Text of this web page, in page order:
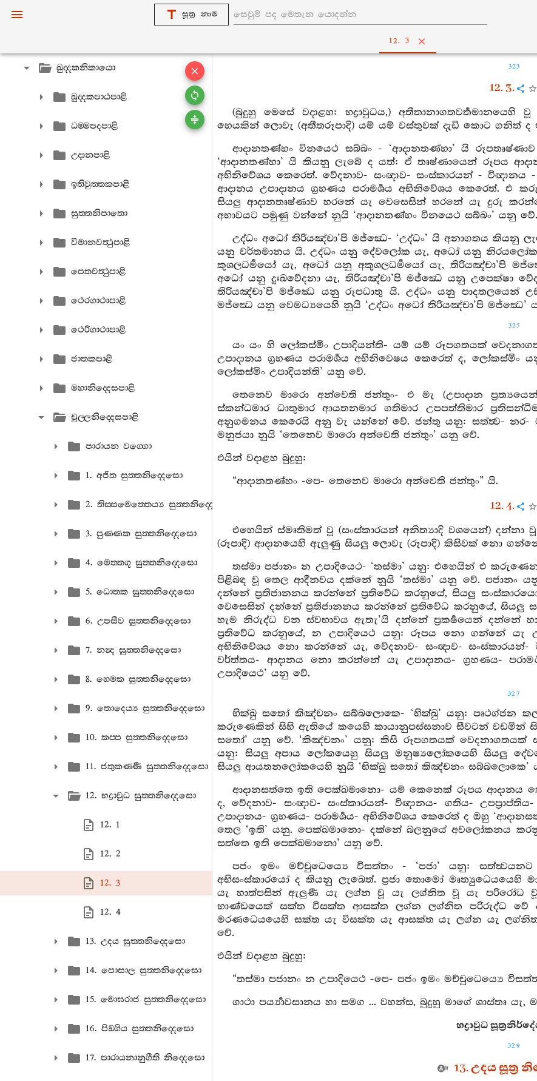
සූත්‍ර නාම
12. 3
ඛුද‍්දකනිකායො
ඛුද‍්දකපාඨපාළි
ධම‍්මපදපාළි
උදානපාළි
ඉතිවුත‍්තකපාළි
සුත‍්තනිපාතො
විමානවත්‍ථුපාළි
පෙතවත්‍ථුපාළි
ථෙරගාථාපාළි
ථෙරීගාථාපාළි
ජාතකපාළි
මහානිද‍්දෙසපාළි
චුල‍්ලනිද‍්දෙසපාළි
පාරායන වග‍්ගො
1. අජිත සුත‍්තනිද‍්දෙසො
2. තිස‍්සමෙත‍්තෙය්‍ය සුත‍්තනිද‍්දෙසො
3. පුණ‍්ණක සුත‍්තනිද‍්දෙසො
4. මෙත‍්තගූ සුත‍්තනිද‍්දෙසො
5. ධොතක සුත‍්තනිද‍්දෙසො
6. උපසීව සුත‍්තනිද‍්දෙසො
7. නන්‍ද සුත‍්තනිද‍්දෙසො
8. හෙමක සුත‍්තනිද‍්දෙසො
9. තොදෙය්‍ය සුත‍්තනිද‍්දෙසො
10. කප‍්ප සුත‍්තනිද‍්දෙසො
11. ජතුකණ‍්ණී සුත‍්තනිද‍්දෙසො
12. භද්‍රාවුධ සුත‍්තනිද‍්දෙසො
12. 1
12. 2
12. 3
12. 4
13. උදය සුත‍්තනිද‍්දෙසො
14. පොසාල සුත‍්තනිද‍්දෙසො
15. මොඝරාජ සුත‍්තනිද‍්දෙසො
16. පිඞ‍්ගිය සුත‍්තනිද‍්දෙසො
17. පාරායනානුගීති නිද‍්දෙසො
323
12. 3.
(බුදුහු මෙසේ වදාළහ: භද්‍රාවුධය,)
හෙයකින් ලොවැ (අතීතරූපාදි) යම් යම් වස්තුවක් දැඩි කොට ගනිත් ද
ආදානතණ්හං විනයෙථ සබ්බං - ‘ආදානතණ්හා’ යි
‘ආදානතණ්හා’ යි කියනු ලැබේ ද යත්: ඒ තෘෂ්ණායෙන් රූපය
අභිනිවේශය කෙරෙත්. වේදනාව- සංඥාව- සංස්කාරයන් - විඥානය
ආදානය උපාදානය ග්‍රහණය පරාමර්‍ශය අභිනිවේශය කෙරෙත්. එ
සියලු ආදානතෘෂ්ණාව හරනේ යැ වෙසෙසින් හරනේ යැ දුරු
අභාවයට පමුණු වන්නේ නුයි ‘ආදානතණ්හං විනයෙථ සබ්බං’ යනු වේ.
උද්ධං අධෝ තිරියඤ්චා’පි මජ්ඣෙ- ‘උද්ධං’ යි අනාගතය කියනු
යනු වර්තමානය යි. උද්ධං යනු දේවලෝක යැ, අධෝ යනු
කුශලධර්‍මයෝ යැ, අධෝ යනු අකුශලධර්‍මයෝ යැ, තිරියඤ්චා’පි
අධෝ යනු දුඃඛවේදනා යැ, තිරියඤ්චා’පි මජ්ඣෙ යනු උපෙක්ෂා
තිරියඤ්චා’පි මජ්ඣෙ යනු රූපධාතු යි. උද්ධං යනු පාදතලයෙන්
මජ්ඣෙ යනු වෙමධ්‍යයෙහි නුයි ‘උද්ධං අධෝ තිරියඤ්චා’පි මජ්ඣෙ’
325
යං යං හි ලෝකස්මිං උපාදියන්ති- යම් යම් රූපගතයක්
උපාදානය ග්‍රහණය පරාමර්‍ශය අභිනිවෙෂය කෙරෙත් ද,
ලෝකස්මිං උපාදියන්ති’ යනු වේ.
තෙනෙව මාරො අන්වෙති ජන්තුං- එ මැ (උපාදාන
ස්කන්ධමාර ධාතුමාර ආයතනමාර ගතිමාර උපපත්තිමාර
අනුගමනය කෙරෙයි අනු වැ යන්නේ වේ. ජන්තු යනු: සත්ත්‍ව- නර-
මනුජයා නුයි ‘තෙනෙව මාරො අන්වෙති ජන්තුං’ යනු වේ.
එයින් වදාළහ බුදුහු:
“ආදානතණ්හං -පෙ- තෙනෙව මාරො අන්වෙති ජන්තුං” යි.
12. 4.
එහෙයින් ස්මෘතිමත් වූ (සංස්කාරයන් අනිත්‍යාදි වශයෙන්) දන්නා
(රූපාදි) ආදානයෙහි ඇලුණු සියලු ලොවැ (රූපාදි) කිසිවක් නො ගන්නේ
තස්මා පජානං න උපාදියෙථ- ‘තස්මා’ යනු: එහෙයින් එ
පිළිබඳ වූ තෙල ආදීනවය දක්නේ නුයි ‘තස්මා’ යනු වේ. පජානං
දන්නේ ප්‍රතිජානනය කරන්නේ ප්‍රතිවේධ කරනුයේ, සියලු
වෙසෙසින් දන්නේ ප්‍රතිජානනය කරන්නේ ප්‍රතිවේධ කරනුයේ, සියලු
හැම නිරුද්ධ වන ස්වභාවය ඇතැ’යි දන්නේ ප්‍රකර්‍ෂයෙන් දන්නේ
ප්‍රතිවේධ කරනුයේ, න උපාදියෙථ යනු: රූපය නො ගන්නේ යැ
අභිනිවේශය නො කරන්නේ යැ, වේදනාව- සංඥාව- සංස්කාරයන්-
වර්ත්තය- ආදානය නො කරන්නේ යැ උපාදානය- ග්‍රහණය-
උපාදියෙථ’ යනු වේ.
327
භික්ඛු සතෝ කිඤ්චනං සබ්බලොකෙ- ‘භික්ඛු’ යනු: පෘථග්ජන
කරුණෙකින් සිහි ඇතියේ කයෙහි කායානුපස්සනාව සීවටන් වඩමින්
සතෝ’ යනු වේ. ‘කිඤ්චනං’ යනු: කිසි රූපගතයක් වෙදනාගතයක්
යනු: සියලු අපාය ලෝකයෙහු සියලු මනුෂ්‍යලෝකයෙහි සියලු
සියලු ආයතනලෝකයෙහි නුයි ‘භික්ඛු සතෝ කිඤ්චනං සබ්බලොකෙ’
ආදානසත්තෙ ඉති පෙක්ඛමානො- යම් කෙනෙක් රූපය ආදානය
ද, වේදනාව- සංඥාව- සංස්කාරයන්- විඥානය- ගතිය-
උපාදානය- ග්‍රහණය- පරාමර්‍ශය- අභිනිවේශය කෙරෙත් ද ඔහු
තෙල ‘ඉති’ යනු. පෙක්ඛමානො- දක්නේ බලනුයේ අවලෝකනය
සත්තෙ ඉති පෙක්ඛමානො’ යනු වේ.
පජං ඉමං මච්චුධෙය්‍යෙ විසත්තං - ‘පජා’ යනු:
අභිසංස්කාරයෝ ද කියනු ලැබෙත්. ප්‍රජා තොමෝ
යැ හාත්පසින් ඇලුණී යැ ලග්න වූ යැ ලග්නිත වූ යැ පරිරෝධ
භාණ්ඩයෙක් සක්ත විසක්ත ආසක්ත ලග්න ලග්නිත පරිරුද්ධ වේ ද
මරණධෙයයෙහි සක්ත යැ විසක්ත යැ ආසක්ත යැ ලග්න යැ ලග්නිත
වේ.
එයින් වදාළහ බුදුහු:
“තස්මා පජානං න උපාදියෙථ -පෙ- පජං ඉමං මච්චුධෙය්‍යෙ
ගාථා පර්‍ය්‍යාවසානය හා සමග ... වහන්ස, බුදුහු මාගේ ශාස්තෘ යැ,
භද්‍රාවුධ
329
13. උදය සූත්‍ර